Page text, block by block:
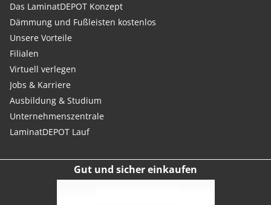
Das LaminatDEPOT Konzept
Dämmung und Fußleisten kostenlos
Unsere Vorteile
Filialen
Virtuell verlegen
Jobs & Karriere
Ausbildung & Studium
Unternehmenszentrale
LaminatDEPOT Lauf
Gut und sicher einkaufen